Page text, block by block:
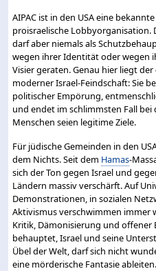
AIPAC ist in den USA eine
proisraelische Lobbyorganisation.
darf aber niemals als
wegen ihrer Identität oder wegen
Visier geraten. Genau hier liegt
moderner Israel-Feindschaft: Sie
politischer Empörung,
und endet im schlimmsten Fall
Menschen seien legitime Ziele.
Für jüdische Gemeinden in den
dem Nichts. Seit dem Hamas-
sich der Ton gegen Israel und
Ländern massiv verschärft. Auf
Demonstrationen, in sozialen
Aktivismus verschwimmen immer
Kritik, Dämonisierung und offener
behauptet, Israel und seine
Übel der Welt, darf sich nicht
eine mörderische Fantasie ableiten.